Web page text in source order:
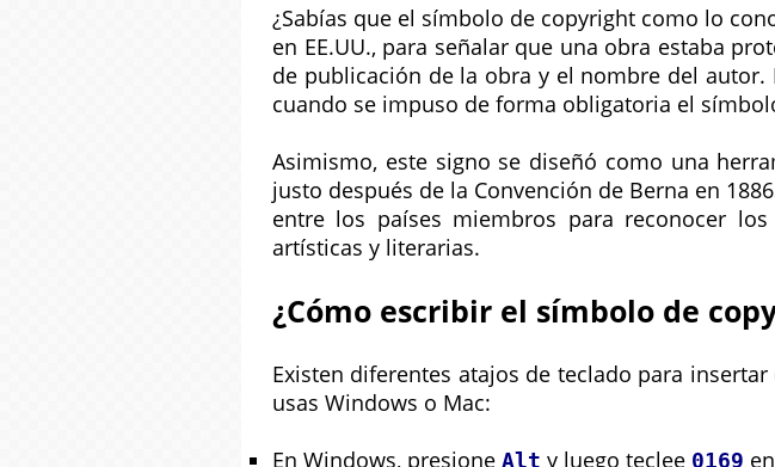
¿Sabías que el símbolo de copyright como lo
en EE.UU., para señalar que una obra estaba
de publicación de la obra y el nombre del
cuando se impuso de forma obligatoria el
Asimismo, este signo se diseñó como una
justo después de la Convención de Berna en
entre los países miembros para reconocer
artísticas y literarias.
¿Cómo escribir el símbolo de
Existen diferentes atajos de teclado para
usas Windows o Mac:
En Windows, presione Alt y luego teclee 0169